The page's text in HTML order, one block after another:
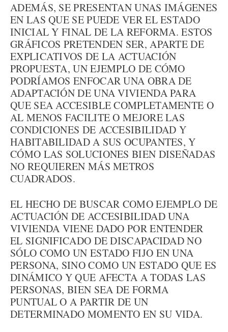
ADEMÁS, SE PRESENTAN UNAS IMÁGENES
EN LAS QUE SE PUEDE VER EL ESTADO
INICIAL Y FINAL DE LA REFORMA. ESTOS
GRÁFICOS PRETENDEN SER, APARTE DE
EXPLICATIVOS DE LA ACTUACIÓN
PROPUESTA, UN EJEMPLO DE CÓMO
PODRÍAMOS ENFOCAR UNA OBRA DE
ADAPTACIÓN DE UNA VIVIENDA PARA
QUE SEA ACCESIBLE COMPLETAMENTE O
AL MENOS FACILITE O MEJORE LAS
CONDICIONES DE ACCESIBILIDAD Y
HABITABILIDAD A SUS OCUPANTES, Y
CÓMO LAS SOLUCIONES BIEN DISEÑADAS
NO REQUIEREN MÁS METROS
CUADRADOS.
EL HECHO DE BUSCAR COMO EJEMPLO DE
ACTUACIÓN DE ACCESIBILIDAD UNA
VIVIENDA VIENE DADO POR ENTENDER
EL SIGNIFICADO DE DISCAPACIDAD NO
SÓLO COMO UN ESTADO FIJO EN UNA
PERSONA, SINO COMO UN ESTADO QUE ES
DINÁMICO Y QUE AFECTA A TODAS LAS
PERSONAS, BIEN SEA DE FORMA
PUNTUAL O A PARTIR DE UN
DETERMINADO MOMENTO EN SU VIDA.